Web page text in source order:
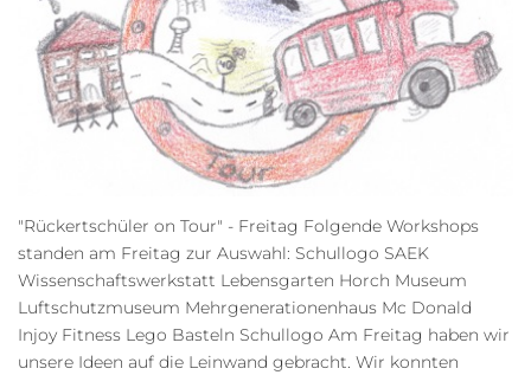
"Rückertschüler on Tour" - Freitag Folgende Workshops
standen am Freitag zur Auswahl: Schullogo SAEK
Wissenschaftswerkstatt Lebensgarten Horch Museum
Luftschutzmuseum Mehrgenerationenhaus Mc Donald
Injoy Fitness Lego Basteln Schullogo Am Freitag haben wir
unsere Ideen auf die Leinwand gebracht. Wir konnten